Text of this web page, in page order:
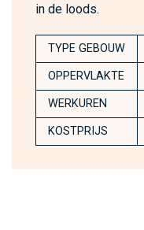
in de loods.
TYPE GEBOUW
OPPERVLAKTE
WERKUREN
KOSTPRIJS